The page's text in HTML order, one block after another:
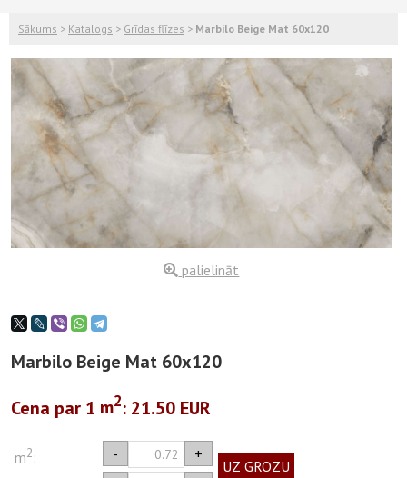
Sākums > Katalogs > Grīdas flīzes > Marbilo Beige Mat 60x120
palielināt
Marbilo Beige Mat 60x120
Cena par 1 m2: 21.50 EUR
m2: - +
UZ GROZU